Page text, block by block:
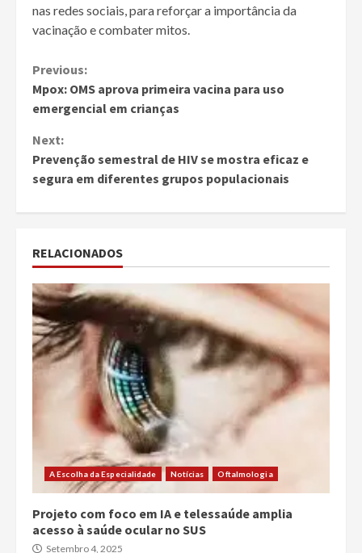
nas redes sociais, para reforçar a importância da
vacinação e combater mitos.
Continue
Reading
Previous:
Mpox: OMS aprova primeira vacina para uso
emergencial em crianças
Next:
Prevenção semestral de HIV se mostra eficaz e
segura em diferentes grupos populacionais
RELACIONADOS
A Escolha da Especialidade Notícias Oftalmologia
Projeto com foco em IA e telessaúde amplia
acesso à saúde ocular no SUS
Setembro 4, 2025